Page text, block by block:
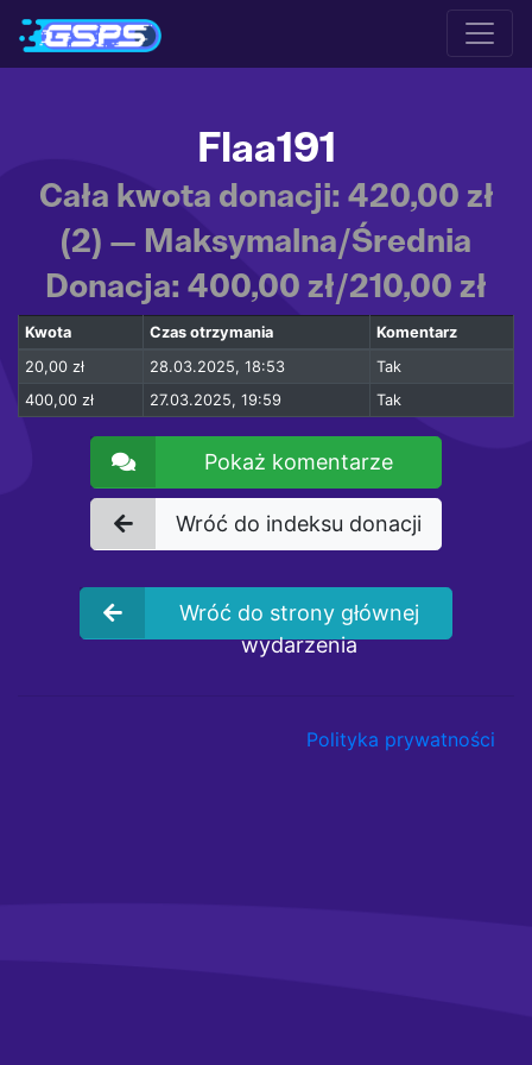
Flaa191
Cała kwota donacji: 420,00 zł
(2) — Maksymalna/Średnia
Donacja: 400,00 zł/210,00 zł
Kwota Czas otrzymania
Komentarz
20,00 zł
28.03.2025, 18:53
Tak
400,00 zł
27.03.2025, 19:59 Tak
Pokaż komentarze
Wróć do indeksu donacji
Wróć do strony głównej
wydarzenia
Polityka prywatności